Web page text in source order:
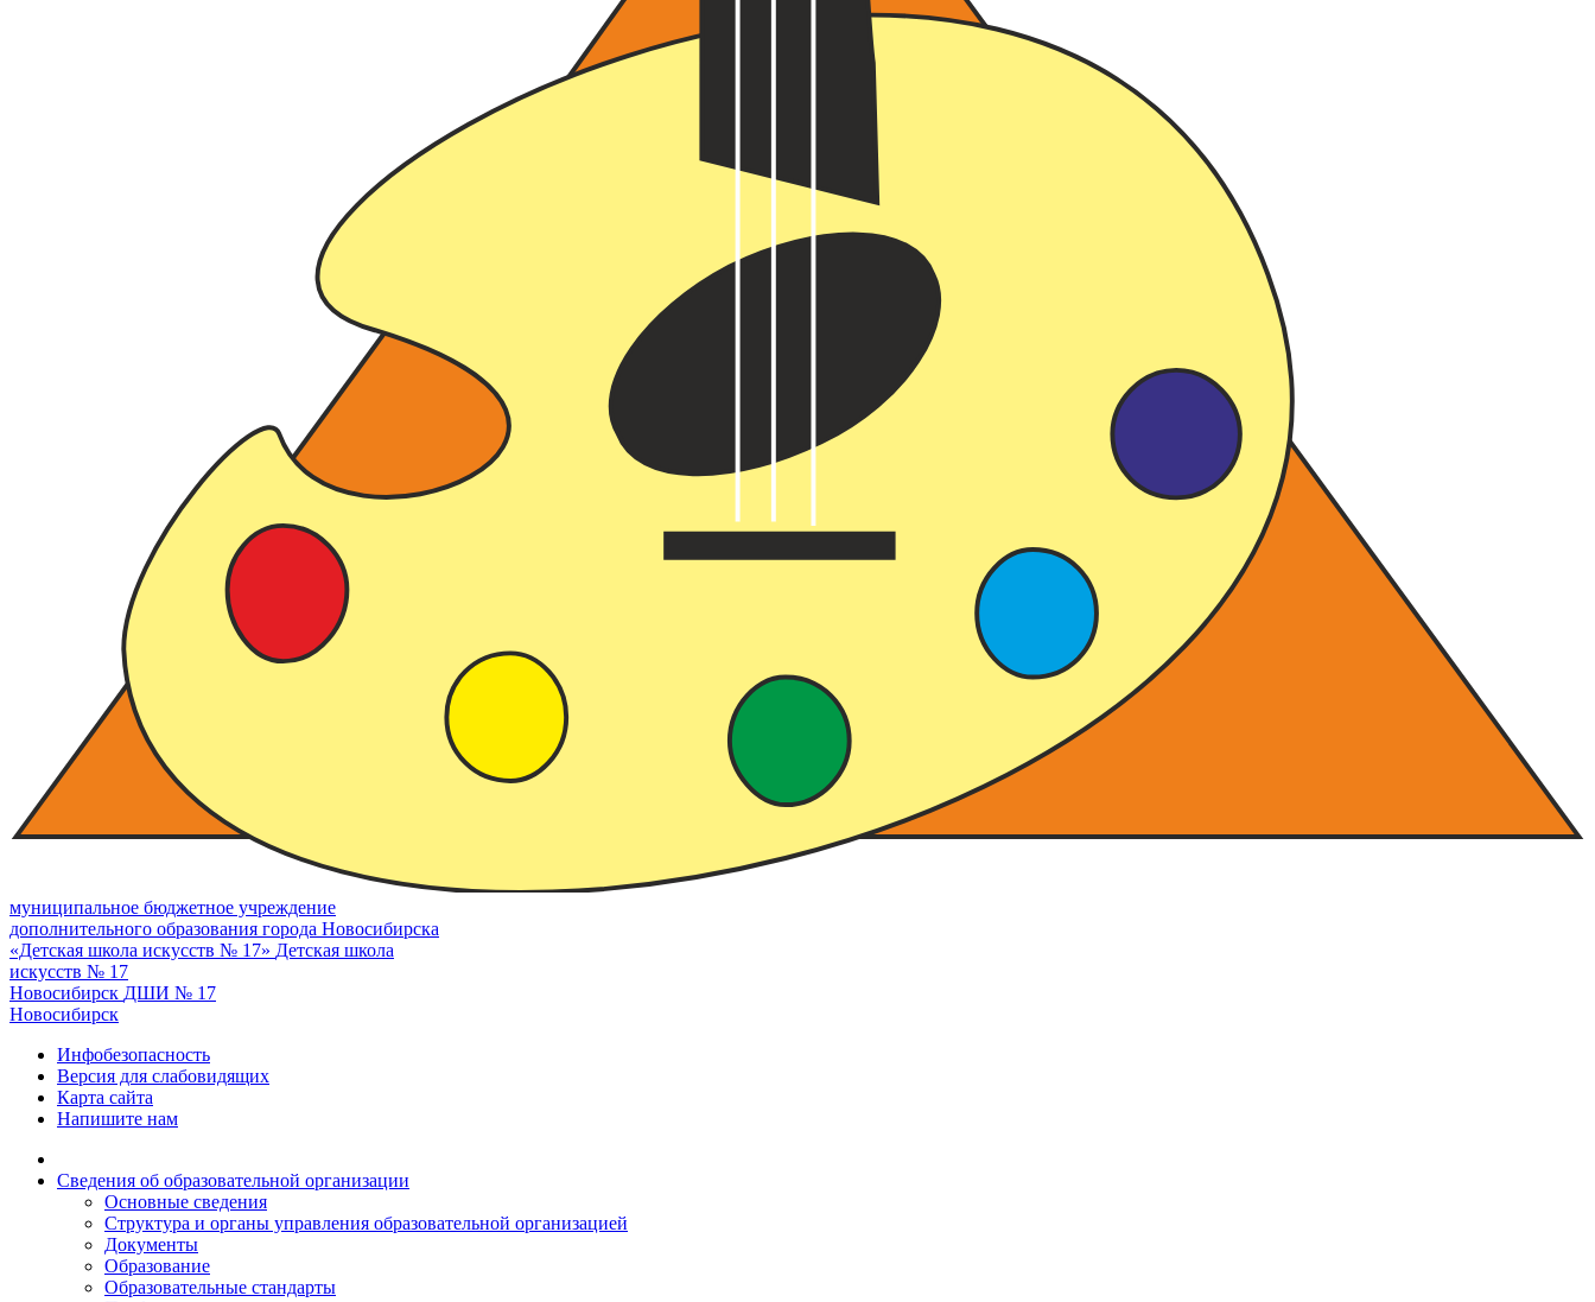
муниципальное бюджетное учреждение
дополнительного образования города Новосибирска
«Детская школа искусств № 17» Детская школа
искусств № 17
Новосибирск ДШИ № 17
Новосибирск
Инфобезопасность
Версия для слабовидящих
Карта сайта
Напишите нам
Сведения об образовательной организации
Основные сведения
Структура и органы управления образовательной организацией
Документы
Образование
Образовательные стандарты